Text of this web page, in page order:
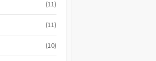
(11)
(11)
(10)